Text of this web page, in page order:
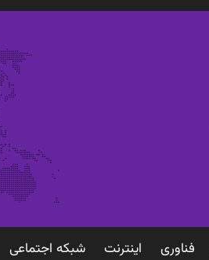
فناوری اينترنت شبكه اجتماعی